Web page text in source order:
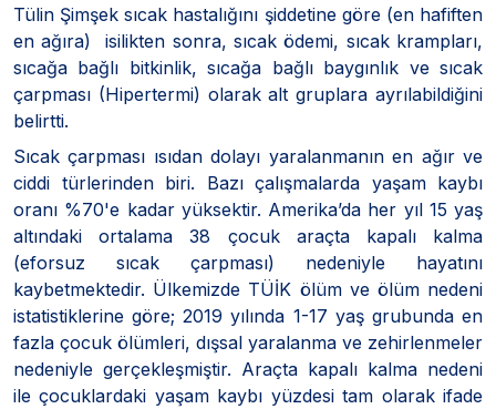
Tülin Şimşek sıcak hastalığını şiddetine göre (en hafiften
en ağıra) isilikten sonra, sıcak ödemi, sıcak krampları,
sıcağa bağlı bitkinlik, sıcağa bağlı baygınlık ve sıcak
çarpması (Hipertermi) olarak alt gruplara ayrılabildiğini
belirtti.
Sıcak çarpması ısıdan dolayı yaralanmanın en ağır ve
ciddi türlerinden biri. Bazı çalışmalarda yaşam kaybı
oranı %70'e kadar yüksektir. Amerika’da her yıl 15 yaş
altındaki ortalama 38 çocuk araçta kapalı kalma
(eforsuz sıcak çarpması) nedeniyle hayatını
kaybetmektedir. Ülkemizde TÜİK ölüm ve ölüm nedeni
istatistiklerine göre; 2019 yılında 1-17 yaş grubunda en
fazla çocuk ölümleri, dışsal yaralanma ve zehirlenmeler
nedeniyle gerçekleşmiştir. Araçta kapalı kalma nedeni
ile çocuklardaki yaşam kaybı yüzdesi tam olarak ifade